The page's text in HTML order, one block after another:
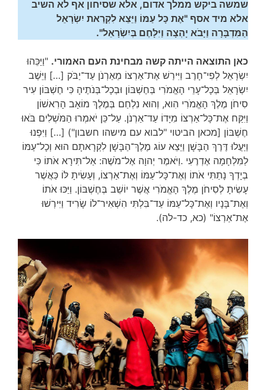
שמשה ביקש ממלך אדום, אלא שסיחון אף לא השיב
אלא מיד אסף "אֶת כָּל עַמּוֹ וַיֵּצֵא לִקְרַאת יִשְׂרָאֵל
הַמִּדְבָּרָה וַיָּבֹא יָהְצָה וַיִּלָּחֶם בְּיִשְׂרָאֵל".
כאן התוצאה הייתה קשה מבחינת העם האמורי. "וַיַּכֵּהוּ
יִשְׂרָאֵל לְפִי־חָרֶב וַיִּירַשׁ אֶת־אַרְצוֹ מֵאַרְנֹן עַד־יַבֹּק […] וַיֵּשֶׁב
יִשְׂרָאֵל בְּכָל־עָרֵי הָאֱמֹרִי בְּחֶשְׁבּוֹן וּבְכָל־בְּנֹתֶיהָ כִּי חֶשְׁבּוֹן עִיר
סִיחֹן מֶלֶךְ הָאֱמֹרִי הִוא, וְהוּא נִלְחַם בְּמֶלֶךְ מוֹאָב הָרִאשׁוֹן
וַיִּקַּח אֶת־כָּל־אַרְצוֹ מִיָּדוֹ עַד־אַרְנֹן. עַל־כֵּן יֹאמְרוּ הַמֹּשְׁלִים בֹּאוּ
חֶשְׁבּוֹן [מכאן הביטוי "לבוא עם מישהו חשבון") […] וַיִּפְנוּּ
וַיַּעֲלוּ דֶּרֶךְ הַבָּשָׁן וַיֵּצֵא עוֹג מֶלֶךְ־הַבָּשָׁן לִקְרָאתָם הוּא וְכָל־עַמּוֹ
לַמִּלְחָמָה אֶדְרֶעִי .וַיֹּאמֶר יְהוָה אֶל־מֹשֶׁה: אַל־תִּירָא אֹתוֹ כִּי
בְיָדְךָ נָתַתִּי אֹתוֹ וְאֶת־כָּל־עַמּוֹ וְאֶת־אַרְצוֹ, וְעָשִׂיתָ לּוֹ כַּאֲשֶׁר
עָשִׂיתָ לְסִיחֹן מֶלֶךְ הָאֱמֹרִי אֲשֶׁר יוֹשֵׁב בְּחֶשְׁבּוֹן. וַיַּכּוּ אֹתוֹ
וְאֶת־בָּנָיו וְאֶת־כָּל־עַמּוֹ עַד־בִּלְתִּי הִשְׁאִיר־לוֹ שָׂרִיד וַיִּירְשׁוּ
אֶת־אַרְצוֹ" (כא, כד-לה).